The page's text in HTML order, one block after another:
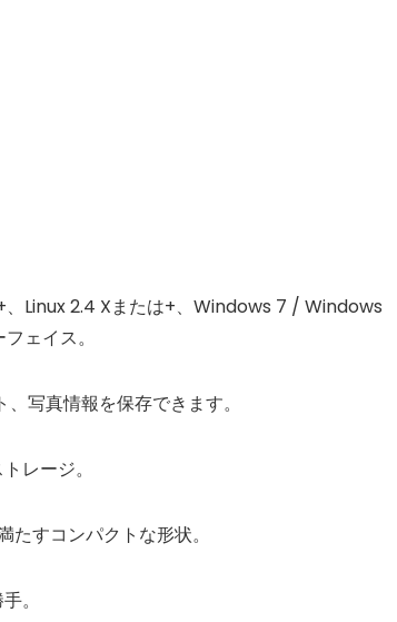
Linux 2.4 Xまたは+、Windows 7 / Windows
ェイス。
写真情報を保存できます。
レージ。
すコンパクトな形状。
。